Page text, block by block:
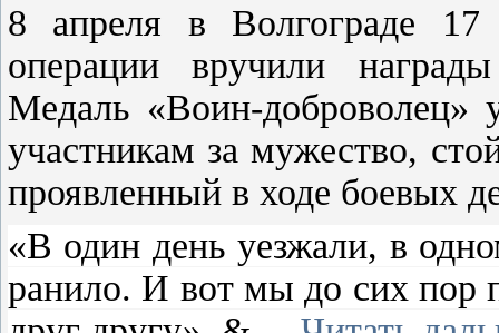
8 апреля в Волгограде 17
операции вручили
Медаль «Воин-доброволец»
участникам за мужество,
проявленный в ходе боевых
«В один день уезжали, в
ранило. И вот мы до сих пор